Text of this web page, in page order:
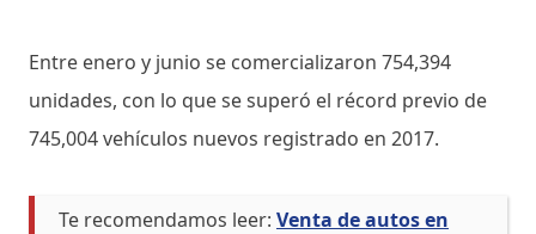
Entre enero y junio se comercializaron 754,394
unidades, con lo que se superó el récord previo de
745,004 vehículos nuevos registrado en 2017.
Te recomendamos leer: Venta de autos en